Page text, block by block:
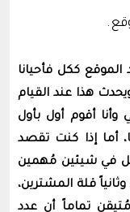
ككل فأحيانا
هذا عند القيام
أقوم أول بأول
أما إذا كنت تقصد
في شيئين مُهمين
قلة المشترين،
تماماً أن عدد